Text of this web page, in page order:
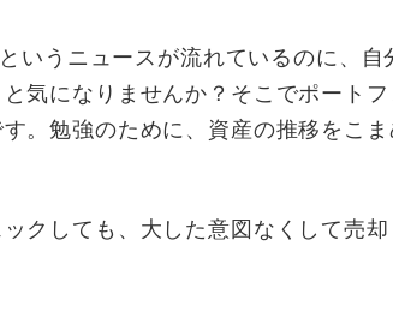
いうニュースが流れているのに、自
気になりませんか？そこでポート
。勉強のために、資産の推移をこ
クしても、大した意図なくして売却